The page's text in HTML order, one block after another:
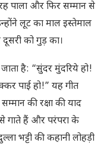
पाला और फिर सम्मान से
लूट का माल इस्तेमाल
को गुड़ का।
है: “सुंदर मुंदरिये हो!
पाई हो!” यह गीत
की रक्षा की याद
गाते हैं और परंपरा के
भट्टी की कहानी लोहड़ी